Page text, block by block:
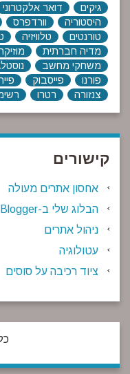
גיקים
דואר אלקטרוני
היסטוריה
וורדפרס
טורנטים
טלוויזיה
מדיה חברתית
משחקי מחשב
פורנו
פייסבוק
צנזורה
רטרו
קישורים
אחסון אתרים מעולה
הבלוג שלי ב-Blogger
ניהול אתרים
עטולוגיה
ציוד רכיבה על סוסים